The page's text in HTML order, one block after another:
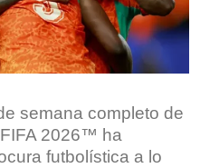
semana completo de
2026™ ha
futbolística a lo